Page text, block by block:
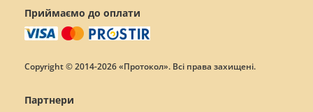
Приймаємо до оплати
Copyright © 2014-2026 «Протокол». Всі права захищені.
Партнери